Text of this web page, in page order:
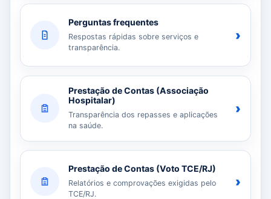
Perguntas frequentes
Respostas rápidas sobre serviços e
transparência.
›
Prestação de Contas (Associação
Hospitalar)
Transparência dos repasses e aplicações
na saúde.
›
Prestação de Contas (Voto TCE/RJ)
Relatórios e comprovações exigidas pelo
TCE/RJ.
›